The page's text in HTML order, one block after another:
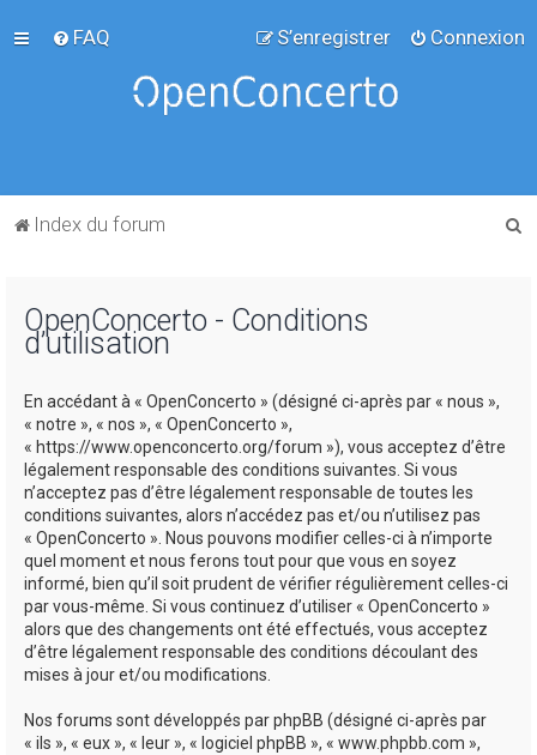
FAQ Connexion
S’enregistrer
Index du forum
OpenConcerto - Conditions
d’utilisation
En accédant à « OpenConcerto » (désigné ci-après par « nous »,
« notre », « nos », « OpenConcerto »,
« https://www.openconcerto.org/forum »), vous acceptez d’être
légalement responsable des conditions suivantes. Si vous
n’acceptez pas d’être légalement responsable de toutes les
conditions suivantes, alors n’accédez pas et/ou n’utilisez pas
« OpenConcerto ». Nous pouvons modifier celles-ci à n’importe
quel moment et nous ferons tout pour que vous en soyez
informé, bien qu’il soit prudent de vérifier régulièrement celles-ci
par vous-même. Si vous continuez d’utiliser « OpenConcerto »
alors que des changements ont été effectués, vous acceptez
d’être légalement responsable des conditions découlant des
mises à jour et/ou modifications.
Nos forums sont développés par phpBB (désigné ci-après par
« ils », « eux », « leur », « logiciel phpBB », « www.phpbb.com »,